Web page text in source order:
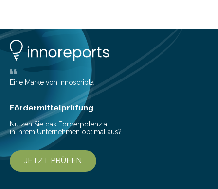
Lösungen interessieren. 1. Multibanking-Tools: Alle
Konten auf einen Blick Viele Banken bieten bereits in
ihrem Online-Banking eine Multibanking-Funktion an,
mit der sich Konten bei anderen Banken…
Eine Marke von innoscripta
Fördermittelprüfung
Nutzen Sie das Förderpotenzial
in Ihrem Unternehmen optimal aus?
JETZT PRÜFEN